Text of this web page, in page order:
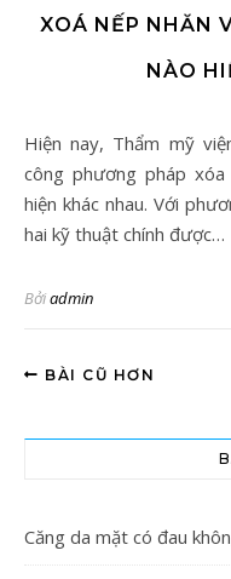
XOÁ NẾP NHĂN
NÀO
Hiện nay, Thẩm mỹ viện bác sĩ Long đã thực hiện thành
công phương pháp
hiện khác nhau. Với
hai kỹ thuật chính được…
Bởiadmin
BÀI CŨ HƠN
Căng da mặt có đau